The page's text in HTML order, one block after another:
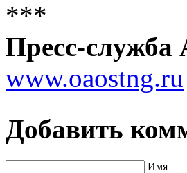
***
Пресс-служба
www.oaostng.ru
Добавить
Имя